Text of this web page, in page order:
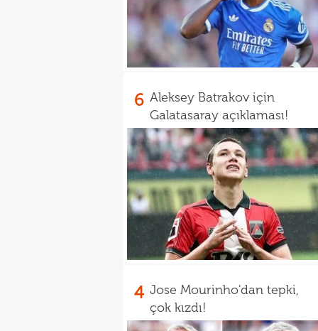
6 Aleksey Batrakov için
Galatasaray açıklaması!
4 Jose Mourinho'dan tepki,
çok kızdı!